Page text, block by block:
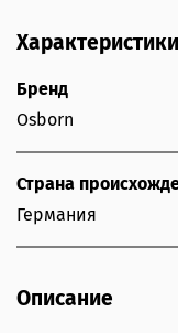
Характеристики
Бренд
Osborn
Страна
Германия
Описание